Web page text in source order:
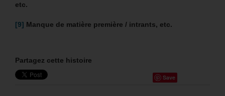
etc.
[9] Manque de matière première / intrants, etc.
Partagez cette histoire
Save